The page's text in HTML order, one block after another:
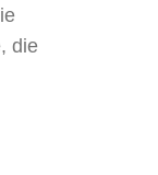
die